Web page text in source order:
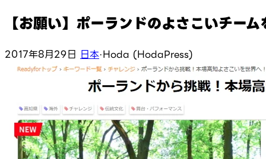
【お願い】ポーランドのよさこいチー
2017年8月29日 日本·Hoda (HodaPress)